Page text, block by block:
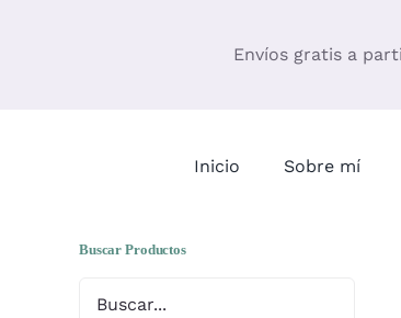
Envíos gratis a
Inicio Sobre mí
Buscar Productos